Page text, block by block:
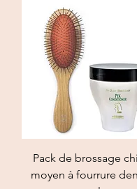
Pack de brossage
moyen à fourrure